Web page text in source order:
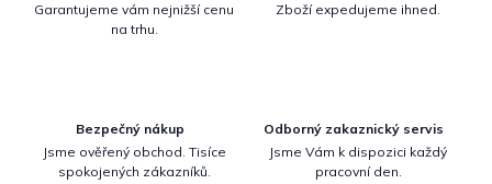
Garantujeme vám nejnižší cenu
na trhu.
Zboží expedujeme ihned.
Bezpečný nákup
Jsme ověřený obchod. Tisíce
spokojených zákazníků.
Odborný zakaznický servis
Jsme Vám k dispozici každý
pracovní den.